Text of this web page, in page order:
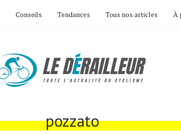
Conseils Tendances Tous nos articles À
pozzato